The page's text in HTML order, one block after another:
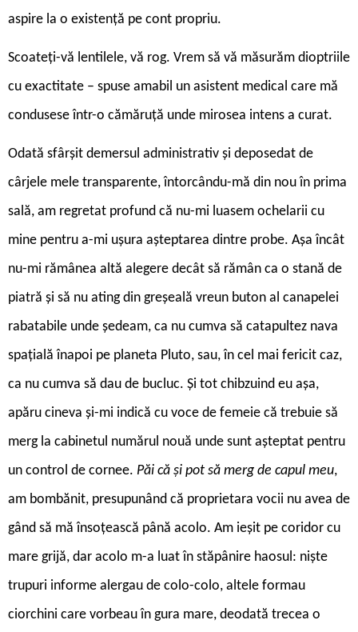
aspire la o existență pe cont propriu.
Scoateți-vă lentilele, vă rog. Vrem să vă măsurăm dioptriile
cu exactitate – spuse amabil un asistent medical care mă
condusese într-o cămăruță unde mirosea intens a curat.
Odată sfârșit demersul administrativ și deposedat de
cârjele mele transparente, întorcându-mă din nou în prima
sală, am regretat profund că nu-mi luasem ochelarii cu
mine pentru a-mi ușura așteptarea dintre probe. Așa încât
nu-mi rămânea altă alegere decât să rămân ca o stană de
piatră și să nu ating din greșeală vreun buton al canapelei
rabatabile unde ședeam, ca nu cumva să catapultez nava
spațială înapoi pe planeta Pluto, sau, în cel mai fericit caz,
ca nu cumva să dau de bucluc. Și tot chibzuind eu așa,
apăru cineva și-mi indică cu voce de femeie că trebuie să
merg la cabinetul numărul nouă unde sunt așteptat pentru
un control de cornee. Păi că și pot să merg de capul meu,
am bombănit, presupunând că proprietara vocii nu avea de
gând să mă însoțească până acolo. Am ieșit pe coridor cu
mare grijă, dar acolo m-a luat în stăpânire haosul: niște
trupuri informe alergau de colo-colo, altele formau
ciorchini care vorbeau în gura mare, deodată trecea o